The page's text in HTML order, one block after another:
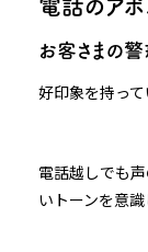
電話のア
お客さまの
好印象を持っ
電話越しでも
いトーンを意